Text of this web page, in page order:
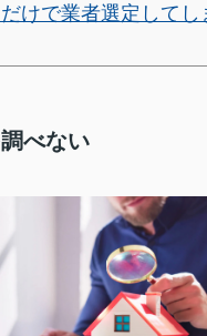
けで業者選定してし
べない